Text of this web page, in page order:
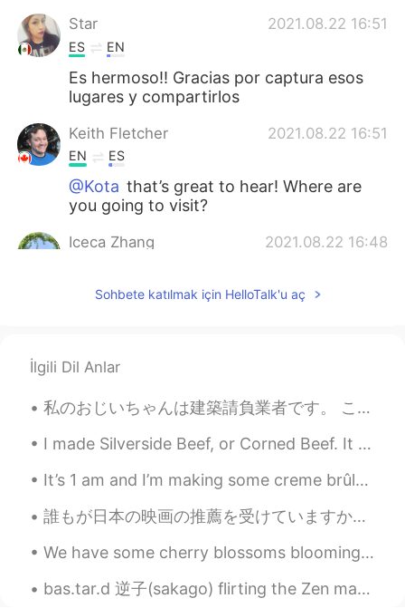
Star 2021.08.22 16:51
ES EN
Es hermoso!! Gracias por captura esos
lugares y compartirlos
Keith Fletcher 2021.08.22 16:51
EN ES
@Kota that’s great to hear! Where are
you going to visit?
Iceca Zhang 2021.08.22 16:48
Amazing
CN EN
Canada is not a friendly country.
Belén 2021.08.22 16:46
Hermoso lugar y hermosas fotos
Sohbete katılmak için HelloTalk'u aç
İlgili Dil Anlar
私のおじいちゃんは建築請負業者です。 これは彼の犬、パティです! 昨日、おじいちゃんはこの写真をフェイスブックに投稿しました。 「かわいいだろう？ 彼女は俺みたい！」と言いました。 投稿がとて...
I made Silverside Beef, or Corned Beef. It is made by boiling it in water with vinegar and black ...
It’s 1 am and I’m making some creme brûlée haha 🤣 can’t sleep! Craving for something sweet. Oh my...
誰もが日本の映画の推薦を受けていますか？ 私はほとんどの映画ジャンルが好きです。私は是枝宏和の作品、スタジオジブリ作品、細田守の作品のファンです。 -ありがとう！ Does anyone ...
We have some cherry blossoms blooming in Vancouver! It’s really beautiful. It’s too bad that we c...
bas.tar.d 逆子(sakago) flirting the Zen master 無明(mumyou).. ． *plz dun pay any attention to 血(ketsu...